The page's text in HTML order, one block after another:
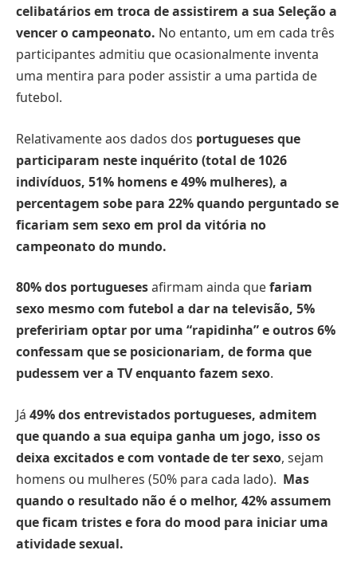
celibatários em troca de assistirem a sua Seleção a
vencer o campeonato. No entanto, um em cada três
participantes admitiu que ocasionalmente inventa
uma mentira para poder assistir a uma partida de
futebol.
Relativamente aos dados dos portugueses que
participaram neste inquérito (total de 1026
indivíduos, 51% homens e 49% mulheres), a
percentagem sobe para 22% quando perguntado se
ficariam sem sexo em prol da vitória no
campeonato do mundo.
80% dos portuguesesafirmam ainda quefariam
sexo mesmo com futebol a dar na televisão, 5%
prefeririam optar por uma “rapidinha” e outros 6%
confessam que se posicionariam, de forma que
pudessem ver a TV enquanto fazem sexo.
Já 49% dos entrevistados portugueses, admitem
que quando a sua equipa ganha um jogo, isso os
deixa excitados e com vontade de ter sexo, sejam
homens ou mulheres (50% para cada lado). Mas
quando o resultado não é o melhor, 42% assumem
que ficam tristes e fora do mood para iniciar uma
atividade sexual.